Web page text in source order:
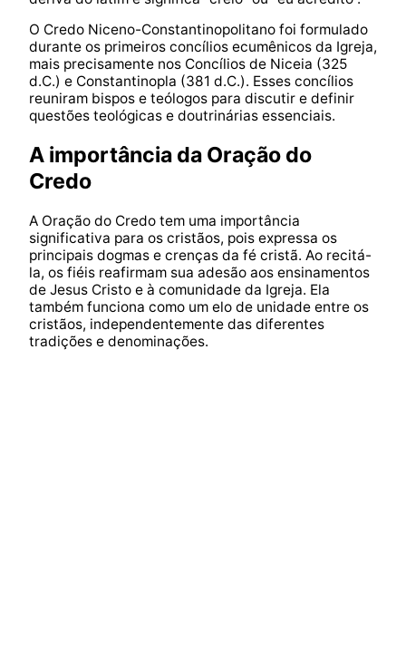
O Credo Niceno-Constantinopolitano foi formulado
durante os primeiros concílios ecumênicos da Igreja,
mais precisamente nos Concílios de Niceia (325
d.C.) e Constantinopla (381 d.C.). Esses concílios
reuniram bispos e teólogos para discutir e definir
questões teológicas e doutrinárias essenciais.
A importância da Oração do
Credo
A Oração do Credo tem uma importância
significativa para os cristãos, pois expressa os
principais dogmas e crenças da fé cristã. Ao recitá-
la, os fiéis reafirmam sua adesão aos ensinamentos
de Jesus Cristo e à comunidade da Igreja. Ela
também funciona como um elo de unidade entre os
cristãos, independentemente das diferentes
tradições e denominações.